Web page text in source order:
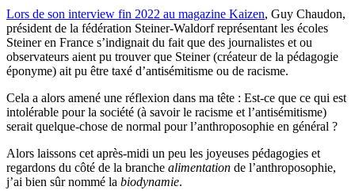
Lors de son interview fin 2022 au magazine Kaizen, Guy Chaudon,
président de la fédération Steiner-Waldorf représentant les écoles
Steiner en France s’indignait du fait que des journalistes et ou
observateurs aient pu trouver que Steiner (créateur de la pédagogie
éponyme) ait pu être taxé d’antisémitisme ou de racisme.
Cela a alors amené une réflexion dans ma tête : Est-ce que ce qui est
intolérable pour la société (à savoir le racisme et l’antisémitisme)
serait quelque-chose de normal pour l’anthroposophie en général ?
Alors laissons cet après-midi un peu les joyeuses pédagogies et
regardons du côté de la branche alimentation de l’anthroposophie,
j’ai bien sûr nommé la biodynamie.